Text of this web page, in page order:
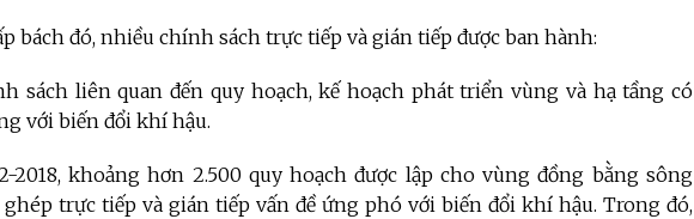
bách đó, nhiều chính sách trực tiếp và gián tiếp được ban hành:
sách liên quan đến quy hoạch, kế hoạch phát triển vùng và hạ tầng có
với biến đổi khí hậu.
2018, khoảng hơn 2.500 quy hoạch được lập cho vùng đồng bằng sông
trực tiếp và gián tiếp vấn đề ứng phó với biến đổi khí hậu. Trong đó,